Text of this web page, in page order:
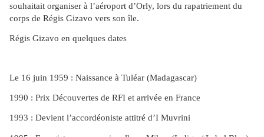
souhaitait organiser à l’aéroport d’Orly, lors du rapatriement du
corps de Régis Gizavo vers son île.
Régis Gizavo en quelques dates
Le 16 juin 1959 : Naissance à Tuléar (Madagascar)
1990 : Prix Découvertes de RFI et arrivée en France
1993 : Devient l’accordéoniste attitré d’I Muvrini